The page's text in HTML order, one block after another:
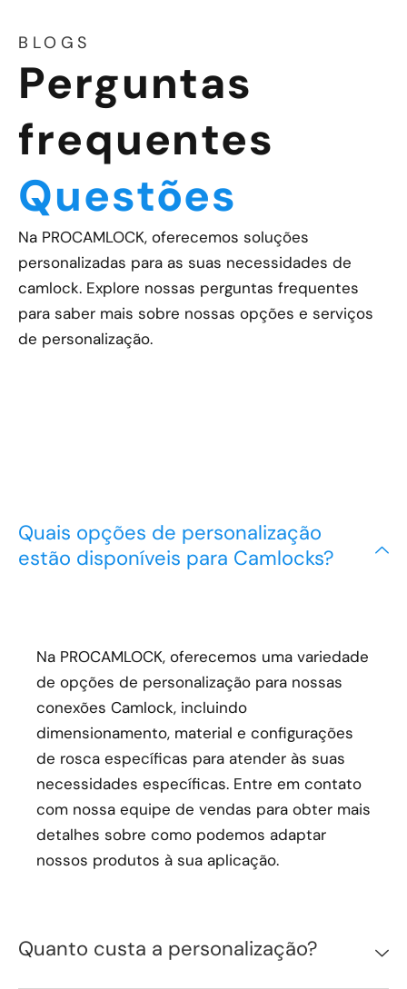
BLOGS
Perguntas
frequentes
Questões
Na PROCAMLOCK, oferecemos soluções
personalizadas para as suas necessidades de
camlock. Explore nossas perguntas frequentes
para saber mais sobre nossas opções e serviços
de personalização.
Quais opções de personalização
estão disponíveis para Camlocks?
Na PROCAMLOCK, oferecemos uma variedade
de opções de personalização para nossas
conexões Camlock, incluindo
dimensionamento, material e configurações
de rosca específicas para atender às suas
necessidades específicas. Entre em contato
com nossa equipe de vendas para obter mais
detalhes sobre como podemos adaptar
nossos produtos à sua aplicação.
Quanto custa a personalização?